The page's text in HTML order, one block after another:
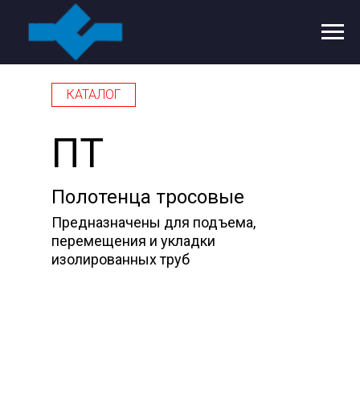
Полотенца тросовые
ПТ
Предназначены для подъема,
перемещения и укладки
изолированных труб
КАТАЛОГ